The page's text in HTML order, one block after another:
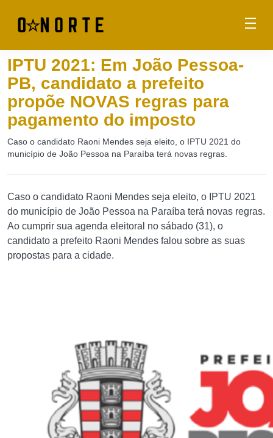
IPTU 2021: Em João Pessoa-
PB, candidato a prefeito
propõe NOVAS regras para
pagamento do imposto
Caso o candidato Raoni Mendes seja eleito, o IPTU 2021 do
município de João Pessoa na Paraíba terá novas regras.
Caso o candidato Raoni Mendes seja eleito, o IPTU 2021
do município de João Pessoa na Paraíba terá novas regras.
Ao cumprir sua agenda eleitoral no sábado (31), o
candidato a prefeito Raoni Mendes falou sobre as suas
propostas para a cidade.